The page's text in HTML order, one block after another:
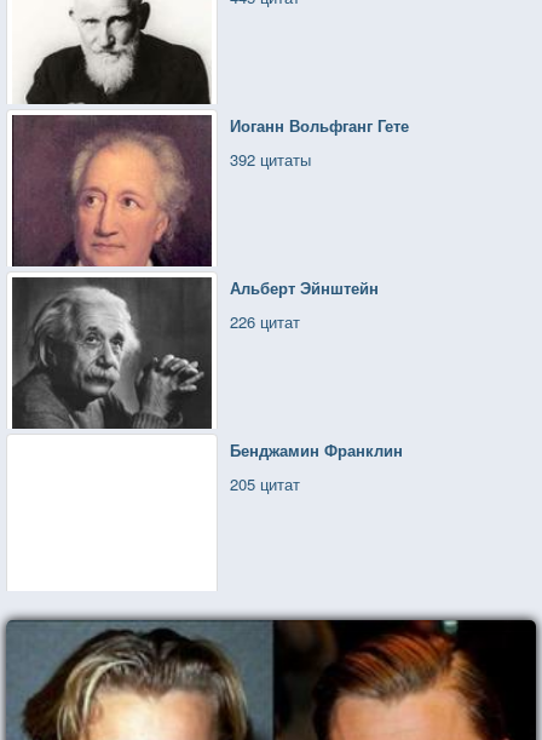
Иоганн Вольфганг Гете
392 цитаты
Альберт Эйнштейн
226 цитат
Бенджамин Франклин
205 цитат